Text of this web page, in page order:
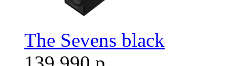
The Sevens black